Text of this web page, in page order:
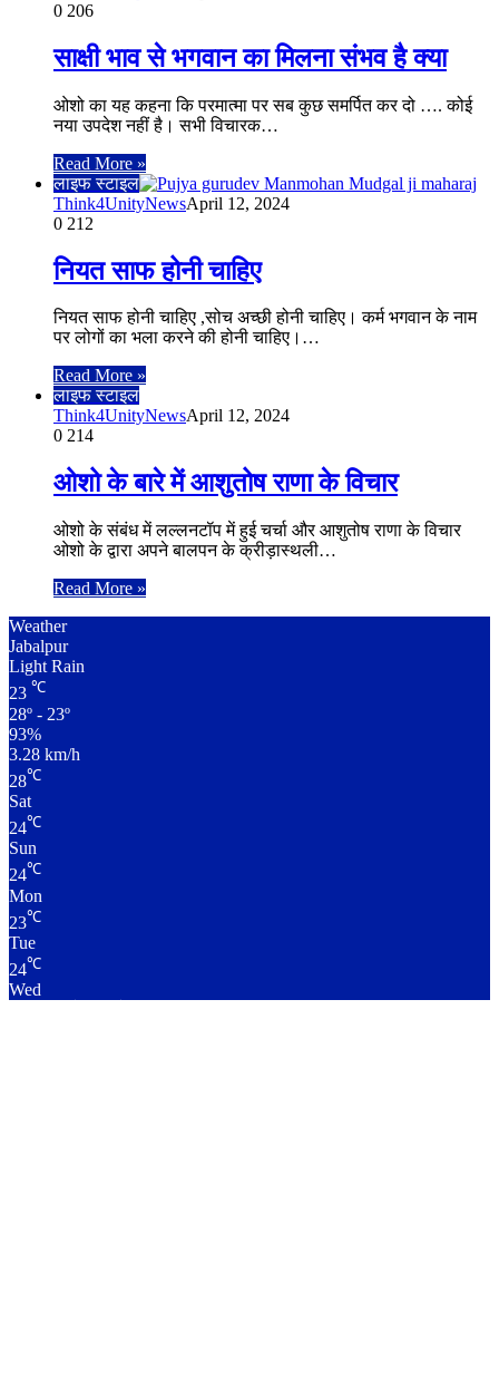
0 206
साक्षी भाव से भगवान का मिलना संभव है क्या
ओशो का यह कहना कि परमात्मा पर सब कुछ समर्पित कर दो …. कोई
नया उपदेश नहीं है। सभी विचारक…
Read More »
लाइफ स्टाइल
Think4UnityNewsApril 12, 2024
0 212
नियत साफ होनी चाहिए
नियत साफ होनी चाहिए ,सोच अच्छी होनी चाहिए। कर्म भगवान के नाम
पर लोगों का भला करने की होनी चाहिए।…
Read More »
लाइफ स्टाइल
Think4UnityNewsApril 12, 2024
0 214
ओशो के बारे में आशुतोष राणा के विचार
ओशो के संबंध में लल्लनटॉप में हुई चर्चा और आशुतोष राणा के विचार
ओशो के द्वारा अपने बालपन के क्रीड़ास्थली…
Read More »
Weather
Jabalpur
Light Rain
23 ℃
28º - 23º
93%
3.28 km/h
28℃
Sat
24℃
Sun
24℃
Mon
23℃
Tue
24℃
Wed